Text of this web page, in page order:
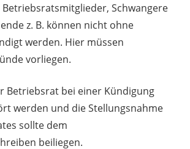
Schwangere
z. B. können nicht ohne
werden. Hier müssen
vorliegen.
Betriebsrat bei einer Kündigung
werden und die Stellungsnahme
sollte dem
beiliegen.